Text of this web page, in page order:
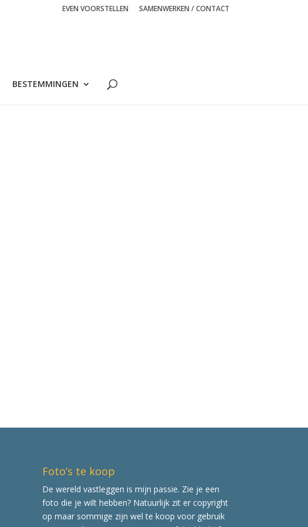
EVEN VOORSTELLEN SAMENWERKEN / CONTACT
BESTEMMINGEN
Foto’s te koop
De wereld vastleggen is mijn passie. Zie je een
foto die je wilt hebben? Natuurlijk zit er copyright
op maar sommige zijn wel te koop voor gebruik